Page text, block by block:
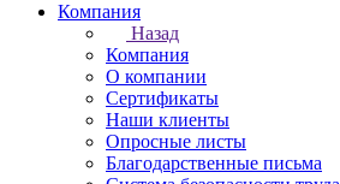
Компания
Назад
Компания
О компании
Сертификаты
Наши клиенты
Опросные листы
Благодарственные письма